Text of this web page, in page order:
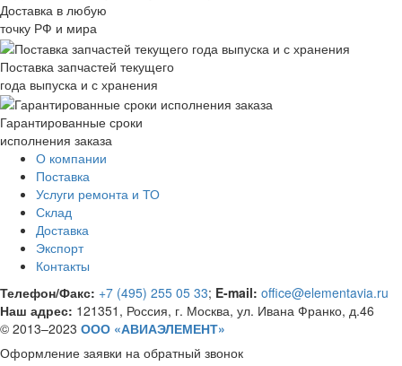
Доставка в любую
точку РФ и мира
Поставка запчастей текущего
года выпуска и с хранения
Гарантированные сроки
исполнения заказа
О компании
Поставка
Услуги ремонта и ТО
Склад
Доставка
Экспорт
Контакты
Телефон/Факс: +7 (495) 255 05 33; E-mail: office@elementavia.ru
Наш адрес: 121351, Россия, г. Москва, ул. Ивана Франко, д.46
© 2013–2023 ООО «АВИАЭЛЕМЕНТ»
Оформление заявки на обратный звонок